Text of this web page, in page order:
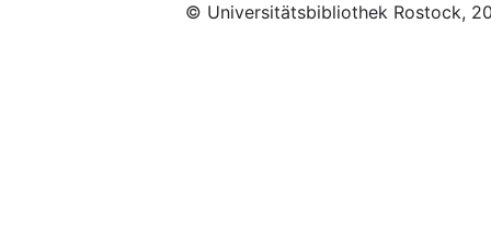
© Universitätsbibliothek Rostock,